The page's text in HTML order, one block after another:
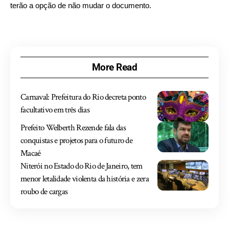
terão a opção de não mudar o documento.
More Read
Carnaval: Prefeitura do Rio decreta ponto
facultativo em três dias
Prefeito Welberth Rezende fala das
conquistas e projetos para o futuro de
Macaé
Niterói no Estado do Rio de Janeiro, tem
menor letalidade violenta da história e zera
roubo de cargas